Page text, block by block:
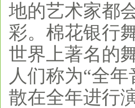
地的艺术家都
彩。棉花银行
世界上著名的
人们称为“全
散在全年进行